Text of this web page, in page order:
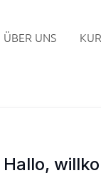
ÜBER UNS
Hallo,